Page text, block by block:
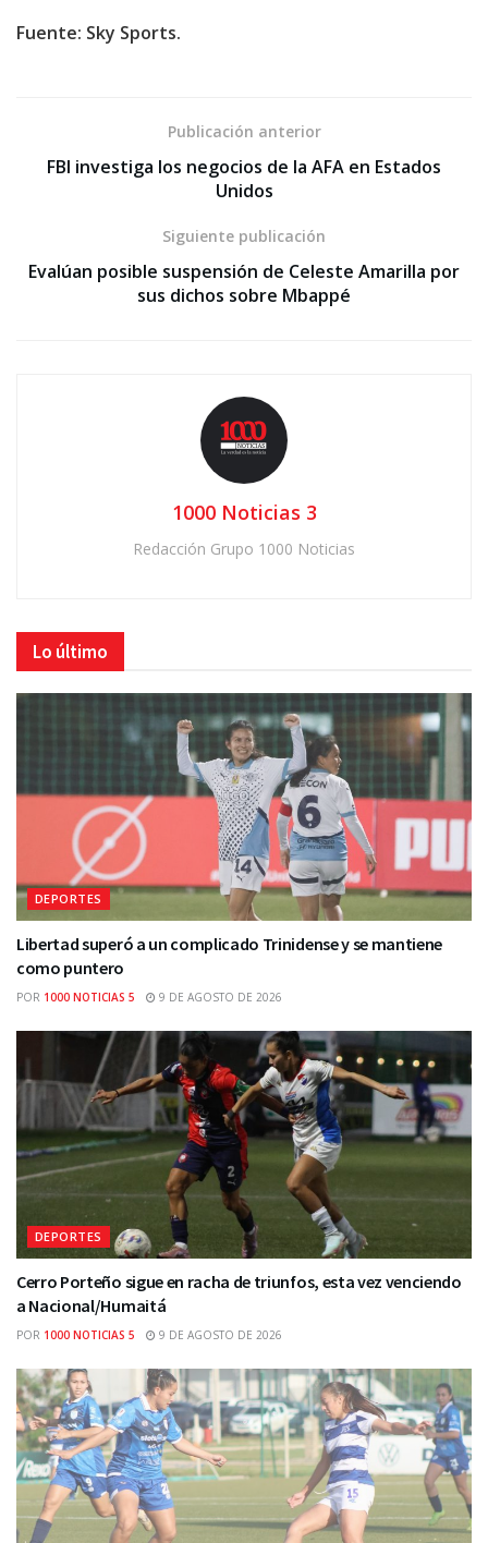
Fuente: Sky Sports.
Publicación anterior
FBI investiga los negocios de la AFA en Estados
Unidos
Siguiente publicación
Evalúan posible suspensión de Celeste Amarilla por
sus dichos sobre Mbappé
1000 Noticias 3
Redacción Grupo 1000 Noticias
Lo último
DEPORTES
Libertad superó a un complicado Trinidense y se mantiene
como puntero
POR 1000 NOTICIAS 5 9 DE AGOSTO DE 2026
DEPORTES
Cerro Porteño sigue en racha de triunfos, esta vez venciendo
a Nacional/Humaitá
POR 1000 NOTICIAS 5 9 DE AGOSTO DE 2026